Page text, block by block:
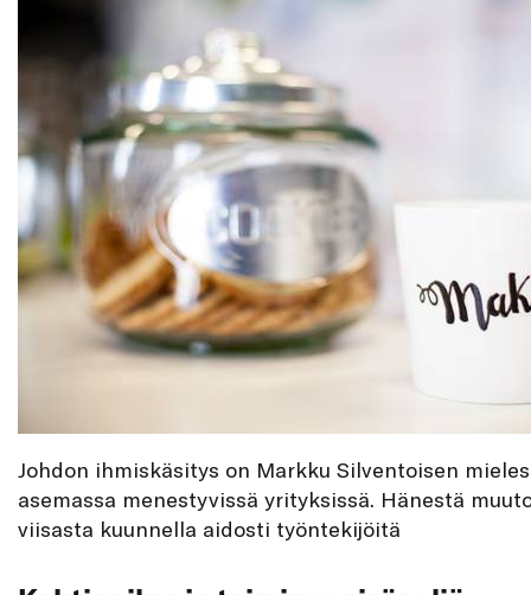
Johdon ihmiskäsitys on Markku Silventoisen
asemassa menestyvissä yrityksissä. Hänestä
viisasta kuunnella aidosti työntekijöitä